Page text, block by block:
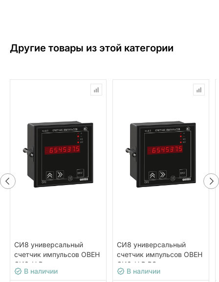
Другие товары из этой категории
СИ8 универсальный
счетчик импульсов ОВЕН
СИ8-Н.Р
В наличии
СИ8 универсальный
счетчик импульсов ОВЕН
СИ8-Н.Р.RS
В наличии